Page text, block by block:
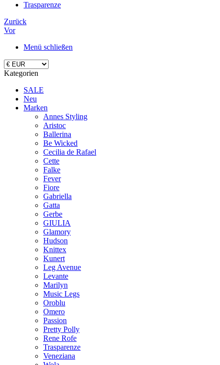
Trasparenze
Zurück
Vor
Menü schließen
Kategorien
SALE
Neu
Marken
Annes Styling
Aristoc
Ballerina
Be Wicked
Cecilia de Rafael
Cette
Falke
Fever
Fiore
Gabriella
Gatta
Gerbe
GIULIA
Glamory
Hudson
Knittex
Kunert
Leg Avenue
Levante
Marilyn
Music Legs
Oroblu
Omero
Passion
Pretty Polly
Rene Rofe
Trasparenze
Veneziana